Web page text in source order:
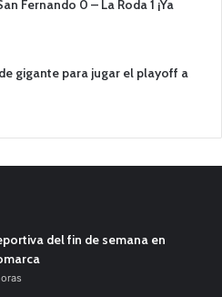
Fernando 0 – La Roda 1 ¡Ya
gigante para jugar el playoff a
del fin de semana en